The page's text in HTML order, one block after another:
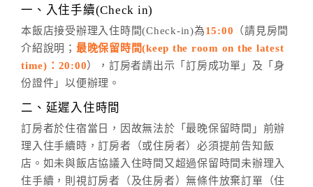
※非客服時間之申辦異動，皆為次日計算及辦理。
五、客服時間
週一至週日，上午9:00～晚上6:00
六、聯絡方式
(07)9682715 。
一、入住手續(Check in)
本飯店接受辦理入住時間(Check-in)為15:00 （請見房間
介紹說明； 最晚保留時間(keep the room on the latest
time)：20:00），訂房者請出示「訂房成功單」及「身
份證件」以便辦理。
二、延遲入住時間
訂房者於住宿當日，因故無法於「最晚保留時間」前辦
理入住手續時，訂房者（或住房者）必須提前告知飯
店。如未與飯店協議入住時間又超過保留時間未辦理入
住手續，則視訂房者（及住房者）無條件放棄訂單（住